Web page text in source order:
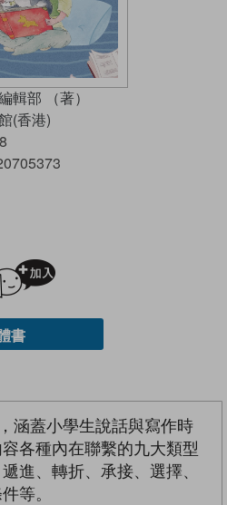
輯部 （著）
(香港)
書
涵蓋小學生說話與寫作時
各種內在聯繫的九大類型
進、轉折、承接、選擇、
等。